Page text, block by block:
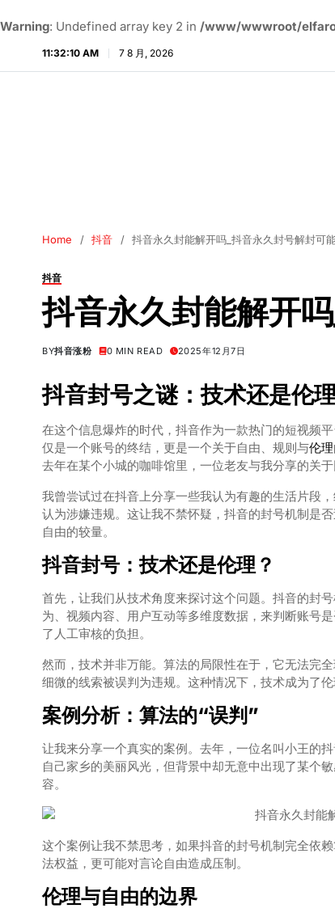
Warning: Undefined array key 2 in /www/wwwroot/
11:32:11 AM 7 8 月, 2026
Home 抖音 抖音永久封能解开吗_抖音永久封号解封可
抖音
抖音永久封能解开
BY抖音涨粉 0 MIN READ 2025年12月7日
抖音封号之谜：技术还是伦理
在这个信息爆炸的时代，抖音作为一款热门的短视频
仅是一个账号的终结，更是一个关于自由、规则与伦理
去年在某个小城的咖啡馆里，一位老友与我分享的关于
我曾尝试过在抖音上分享一些我认为有趣的生活片段
认为涉嫌违规。这让我不禁怀疑，抖音的封号机制是
自由的较量。
抖音封号：技术还是伦理？
首先，让我们从技术角度来探讨这个问题。抖音的封
为、视频内容、用户互动等多维度数据，来判断账号
了人工审核的负担。
然而，技术并非万能。算法的局限性在于，它无法完
细微的线索被误判为违规。这种情况下，技术成为了伦
案例分析：算法的“误判”
让我来分享一个真实的案例。去年，一位名叫小王的
自己家乡的美丽风光，但背景中却无意中出现了某个
容。
这个案例让我不禁思考，如果抖音的封号机制完全依
法权益，更可能对言论自由造成压制。
伦理与自由的边界